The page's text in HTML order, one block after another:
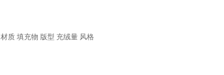
材质 填充物 版型 充绒量 风格